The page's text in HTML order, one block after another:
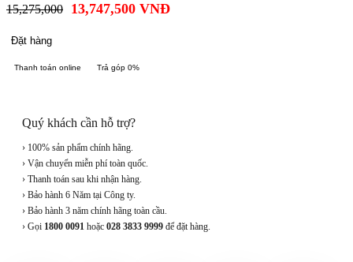
15,275,000 13,747,500 VNĐ
Đặt hàng
Thanh toán online Trả góp 0%
Quý khách cần hỗ trợ?
› 100% sản phẩm chính hãng.
› Vận chuyển miễn phí toàn quốc.
› Thanh toán sau khi nhận hàng.
› Bảo hành 6 Năm tại Công ty.
› Bảo hành 3 năm chính hãng toàn cầu.
› Gọi 1800 0091 hoặc 028 3833 9999 để đặt hàng.